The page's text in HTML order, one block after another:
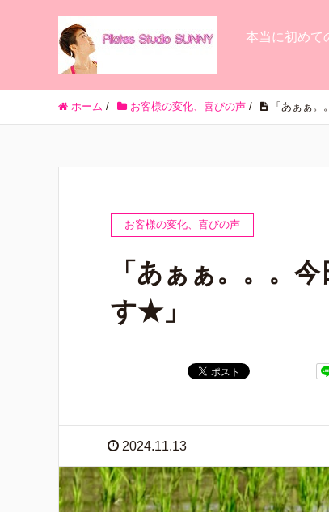
本当に初めて
ホーム / お客様の変化、喜びの声 / 「あぁぁ。
お客様の変化、喜びの声
「あぁぁ。。。
す★」
2024.11.13